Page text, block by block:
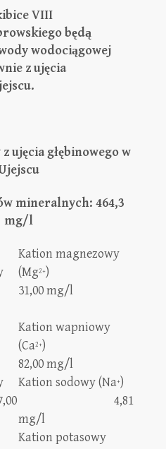
VIII
będą
wodociągowej
z ujęcia
ujęcia głębinowego w
mineralnych: 464,3
mg/l
Kation magnezowy
(Mg2+)
31,00 mg/l
Kation wapniowy
(Ca2+)
82,00 mg/l
Kation sodowy (Na+)
4,81
mg/l
Kation potasowy